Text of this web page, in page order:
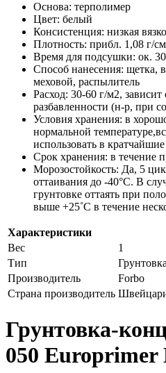
Основа: терполимер
Цвет: белый
Консистенция: низкая
Плотность: прибл. 1,08 г/
Время для подсушки: ок.
Способ нанесения: щетка,
меховой, распылитель
Расход: 30-60 г/м2,
разбавленности (н-р, при
Условия хранения: в
нормальной
использовать в
Срок хранения: в течение
Морозостойкость: Да, 5
оттаивания до -40°С. В
грунтовке оттаять при
выше +25˚С в течение
Характеристики
Вес
1
Тип
Грунтовка
Производитель
Forbo
Страна производитель
Грунтовка-
050 Europrimer